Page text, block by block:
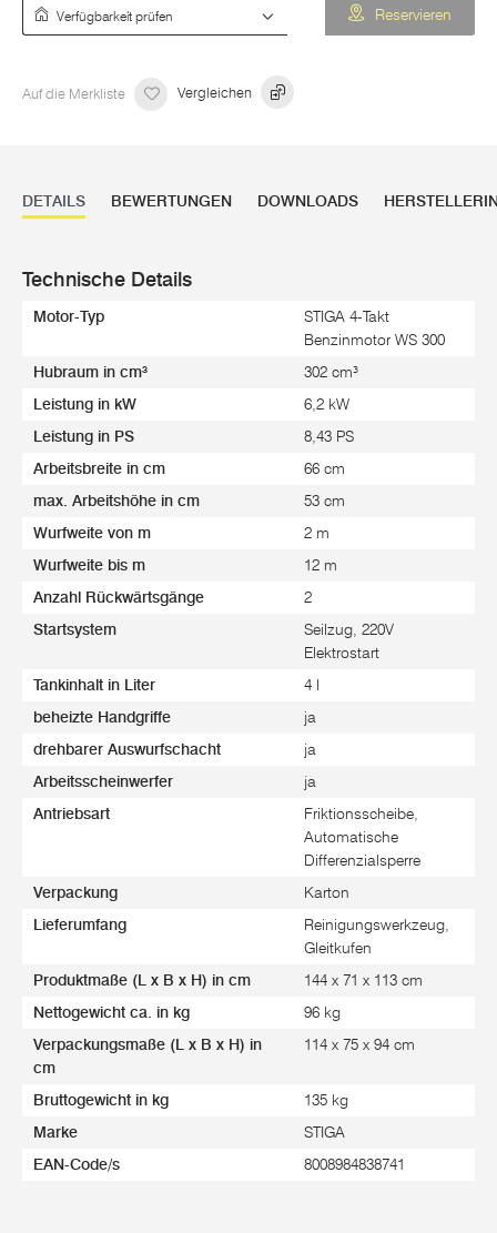
Reservieren
Auf die Merkliste Vergleichen
DETAILS BEWERTUNGEN DOWNLOADS
Technische Details
Motor-Typ
STIGA 4-Takt
Benzinmotor WS 300
Hubraum in cm³ 302 cm³
Leistung in kW 6,2 kW
Leistung in PS 8,43 PS
Arbeitsbreite in cm 66 cm
max. Arbeitshöhe in cm 53 cm
Wurfweite von m 2 m
Wurfweite bis m 12 m
Anzahl Rückwärtsgänge 2
Startsystem
Seilzug, 220V
Elektrostart
Tankinhalt in Liter 4 l
beheizte Handgriffe ja
drehbarer Auswurfschacht ja
Arbeitsscheinwerfer ja
Antriebsart
Friktionsscheibe,
Automatische
Differenzialsperre
Verpackung Karton
Lieferumfang
Reinigungswerkzeug,
Gleitkufen
Produktmaße (L x B x H) in cm 144 x 71 x 113 cm
Nettogewicht ca. in kg 96 kg
Verpackungsmaße (L x B x H) in
cm
114 x 75 x 94 cm
Bruttogewicht in kg 135 kg
Marke STIGA
EAN-Code/s 8008984838741